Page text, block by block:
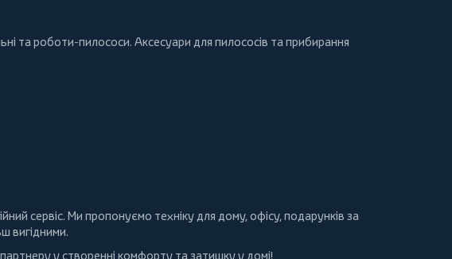
тароботи-пилососи. Аксесуари для пилососів та прибирання
сервіс. Ми пропонуємо техніку для дому, офісу, подарунків за
вигідними.
у створенні комфорту та затишку у домі!